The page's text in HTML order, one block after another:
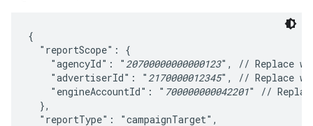
{
  "reportScope": {
    "agencyId": "
20700000000000123", // Replace
    "advertiserId": "
2170000012345", // Replace
    "engineAccountId": "
700000000042201" //
  },
  "reportType": "campaignTarget",